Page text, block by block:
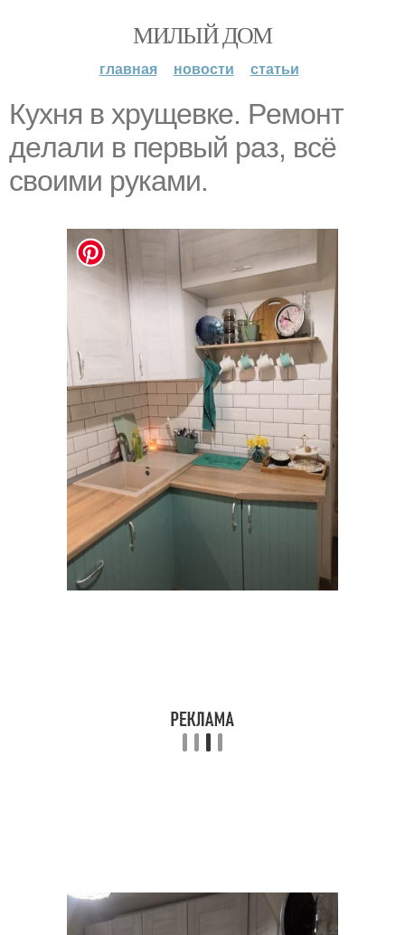
МИЛЫЙ ДОМ
главная новости статьи
Кyхня в xpущевке. Рeмонт
дeлали в пeрвый раз, вcё
свoими pyками.